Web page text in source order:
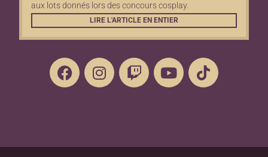
aux lots donnés lors des concours cosplay.
LIRE L'ARTICLE EN ENTIER